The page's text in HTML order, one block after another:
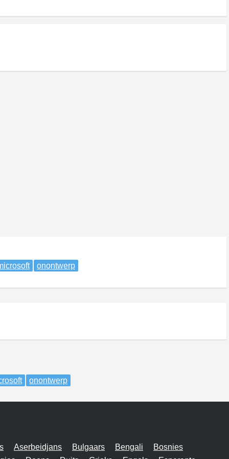
onontwerp
onontwerp
Aserbeidjans Bulgaars Bengali
Bosnies